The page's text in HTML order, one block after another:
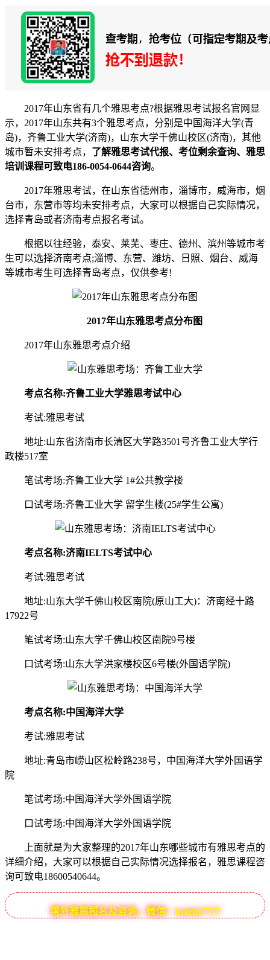
2017年山东省有几个雅思考点?根据雅思考试报名官网显
示，2017年山东共有3个雅思考点，分别是中国海洋大学(青
岛)，齐鲁工业大学(济南)，山东大学千佛山校区(济南)，其他
城市暂未安排考点， 了解雅思考试代报、考位剩余查询、雅思
培训课程可致电186-0054-0644咨询。
2017年雅思考试，在山东省德州市，淄博市，威海市，烟
台市，东营市等均未安排考点，大家可以根据自己实际情况，
选择青岛或者济南考点报名考试。
根据以往经验，泰安、莱芜、枣庄、德州、滨州等城市考
生可以选择济南考点;淄博、东营、潍坊、日照、烟台、威海
等城市考生可选择青岛考点，仅供参考!
2017年山东雅思考点分布图
2017年山东雅思考点介绍
考点名称:齐鲁工业大学雅思考试中心
考试:雅思考试
地址:山东省济南市长清区大学路3501号齐鲁工业大学行
政楼517室
笔试考场:齐鲁工业大学 1#公共教学楼
口试考场:齐鲁工业大学 留学生楼(25#学生公寓)
考点名称:济南IELTS考试中心
考试:雅思考试
地址:山东大学千佛山校区南院(原山工大)：济南经十路
17922号
笔试考场:山东大学千佛山校区南院9号楼
口试考场:山东大学洪家楼校区6号楼(外国语学院)
考点名称:中国海洋大学
考试:雅思考试
地址:青岛市崂山区松岭路238号，中国海洋大学外国语学
院
笔试考场:中国海洋大学外国语学院
口试考场:中国海洋大学外国语学院
上面就是为大家整理的2017年山东哪些城市有雅思考点的
详细介绍，大家可以根据自己实际情况选择报名，雅思课程咨
询可致电18600540644。
境外雅思报名及咨询，微信：koielts7777